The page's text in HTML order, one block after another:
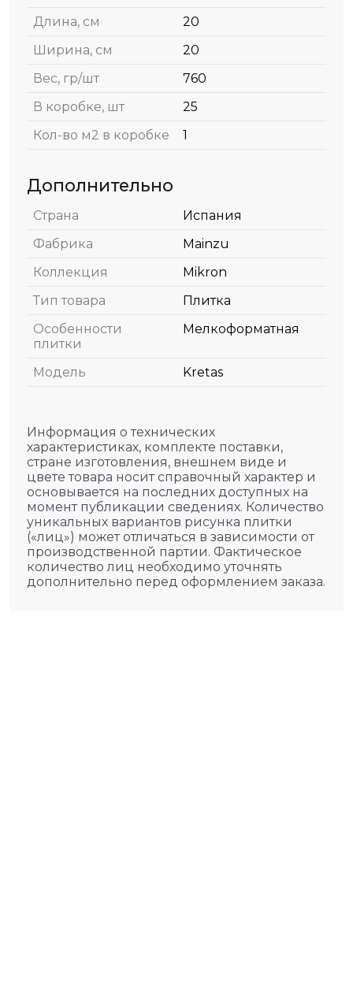
Длина, см
20
Ширина, см
20
Вес, гр/шт
760
В коробке, шт
25
Кол-во м2 в коробке
1
Дополнительно
Страна
Испания
Фабрика
Mainzu
Коллекция
Mikron
Тип товара
Плитка
Особенности
плитки
Мелкоформатная
Модель Kretas
Информация о технических
характеристиках, комплекте поставки,
стране изготовления, внешнем виде и
цвете товара носит справочный характер и
основывается на последних доступных на
момент публикации сведениях. Количество
уникальных вариантов рисунка плитки
(«лиц») может отличаться в зависимости от
производственной партии. Фактическое
количество лиц необходимо уточнять
дополнительно перед оформлением заказа.